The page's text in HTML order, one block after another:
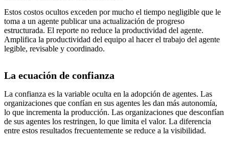
Estos costos ocultos exceden por mucho el tiempo negligible que le
toma a un agente publicar una actualización de progreso
estructurada. El reporte no reduce la productividad del agente.
Amplifica la productividad del equipo al hacer el trabajo del agente
legible, revisable y coordinado.
La ecuación de confianza
La confianza es la variable oculta en la adopción de agentes. Las
organizaciones que confían en sus agentes les dan más autonomía,
lo que incrementa la producción. Las organizaciones que desconfían
de sus agentes los restringen, lo que limita el valor. La diferencia
entre estos resultados frecuentemente se reduce a la visibilidad.